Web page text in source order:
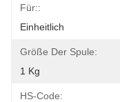
Für::
Einheitlich
Größe Der Spule:
1 Kg
HS-Code: